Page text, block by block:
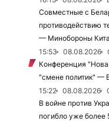
Совместные с
противодействию
— Минобороны
15:53
08.08.2026
Конференция
"смене политик" —
15:22
08.08.2026
В войне против
погибло уже